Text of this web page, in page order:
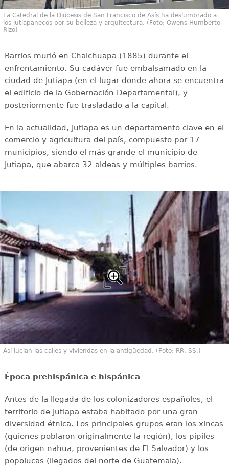
La Catedral de la Diócesis de San Francisco de Asís ha deslumbrado a
los jutiapanecos por su belleza y arquitectura. (Foto: Owens Humberto
Rizo)
Barrios murió en Chalchuapa (1885) durante el
enfrentamiento. Su cadáver fue embalsamado en la
ciudad de Jutiapa (en el lugar donde ahora se encuentra
el edificio de la Gobernación Departamental), y
posteriormente fue trasladado a la capital.
En la actualidad, Jutiapa es un departamento clave en el
comercio y agricultura del país, compuesto por 17
municipios, siendo el más grande el municipio de
Jutiapa, que abarca 32 aldeas y múltiples barrios.
Así lucían las calles y viviendas en la antigüedad. (Foto: RR. SS.)
Época prehispánica e hispánica
Antes de la llegada de los colonizadores españoles, el
territorio de Jutiapa estaba habitado por una gran
diversidad étnica. Los principales grupos eran los xincas
(quienes poblaron originalmente la región), los pipiles
(de origen nahua, provenientes de El Salvador) y los
popolucas (llegados del norte de Guatemala).